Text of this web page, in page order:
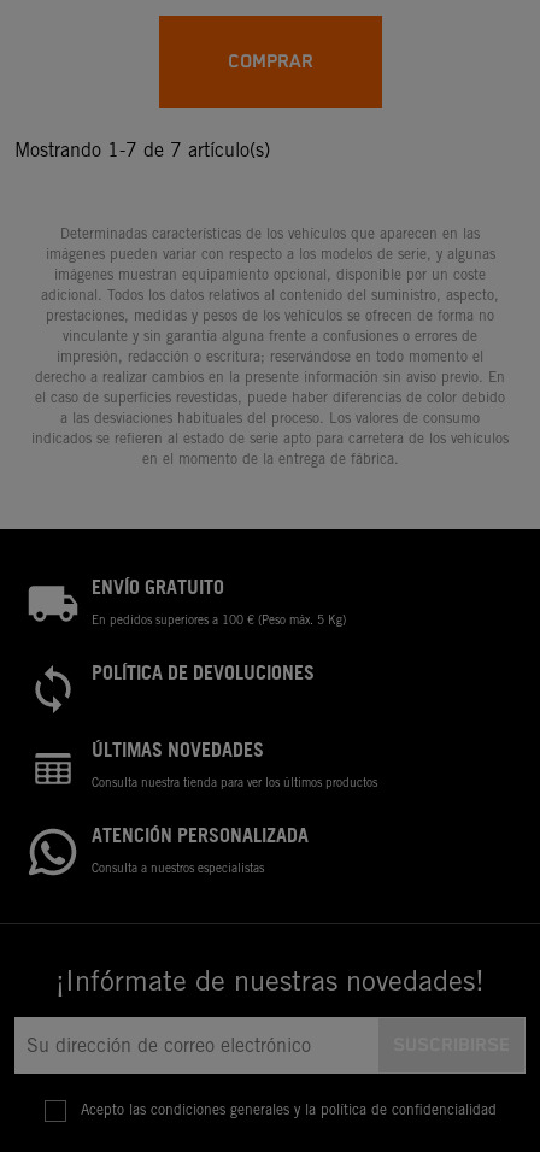
COMPRAR
Mostrando 1-7 de 7 artículo(s)
Determinadas características de los vehículos que aparecen en las
imágenes pueden variar con respecto a los modelos de serie, y algunas
imágenes muestran equipamiento opcional, disponible por un coste
adicional. Todos los datos relativos al contenido del suministro, aspecto,
prestaciones, medidas y pesos de los vehículos se ofrecen de forma no
vinculante y sin garantía alguna frente a confusiones o errores de
impresión, redacción o escritura; reservándose en todo momento el
derecho a realizar cambios en la presente información sin aviso previo. En
el caso de superficies revestidas, puede haber diferencias de color debido
a las desviaciones habituales del proceso. Los valores de consumo
indicados se refieren al estado de serie apto para carretera de los vehículos
en el momento de la entrega de fábrica.
ENVÍO GRATUITO
En pedidos superiores a 100 € (Peso máx. 5 Kg)
POLÍTICA DE DEVOLUCIONES
ÚLTIMAS NOVEDADES
Consulta nuestra tienda para ver los últimos productos
ATENCIÓN PERSONALIZADA
Consulta a nuestros especialistas
¡Infórmate de nuestras novedades!
Acepto las condiciones generales y la política de confidencialidad